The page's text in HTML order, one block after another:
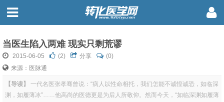
当医生陷入两难 现实只剩荒谬
2015-06-05 (2) 分享
(0)
来源：医脉通
【导读】
一代名医张孝骞曾说：“病人以性命相托，我们怎能不诚惶诚恐，如临深
渊，如履薄冰”……他高尚的医德更是为后人所敬仰。然而今天，“如临深渊如履薄